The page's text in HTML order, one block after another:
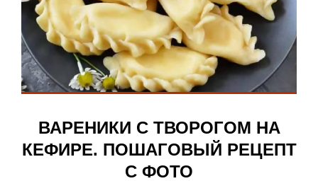
ВАРЕНИКИ С ТВОРОГОМ НА
КЕФИРЕ. ПОШАГОВЫЙ РЕЦЕПТ
С ФОТО